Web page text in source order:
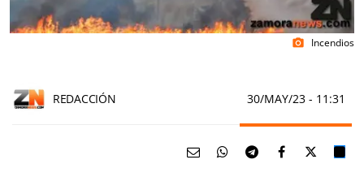
photo_camera Incendios
REDACCIÓN 30/MAY/23 - 11:31